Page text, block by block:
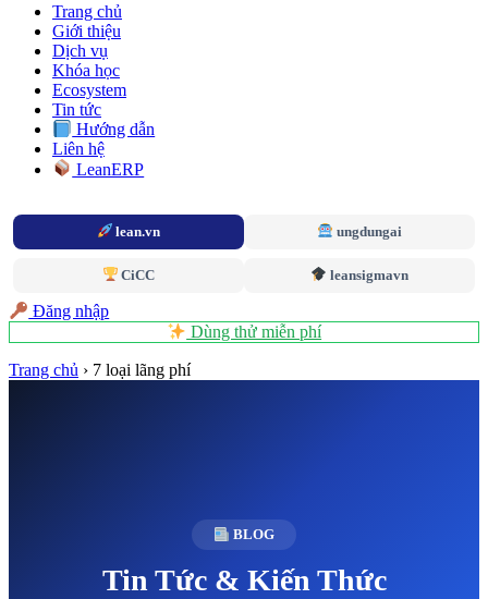
Trang chủ
Giới thiệu
Dịch vụ
Khóa học
Ecosystem
Tin tức
Hướng dẫn
Liên hệ
LeanERP
lean.vn ungdungai
CiCC leansigmavn
Đăng nhập
Dùng thử miễn phí
Trang chủ › 7 loại lãng phí
BLOG
Tin Tức & Kiến Thức